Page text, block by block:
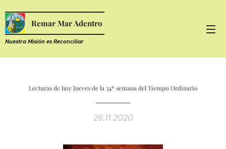
Remar Mar Adentro
Nuestra Misión es Reconciliar
Lecturas de hoy Jueves de la 34ª semana del Tiempo Ordinario
26.11.2020